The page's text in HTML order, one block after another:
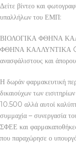
Δείτε βίντεο και
υπαλλήλων του ΕΜΠ:
ΒΙΟΛΟΓΙΚΑ ΦΘΗΝΑ
ΦΘΗΝΑ ΚΑΛΛΥΝΤΙΚΑ
ανασφάλιστους και
Η δωράν φαρμακευτική
δικαιούχων των εισιτηρίων
10.500 αλλά αυτοί
συμμαχία – συνεργασία
ΣΦΕΕ και
που παραχώρησε ο